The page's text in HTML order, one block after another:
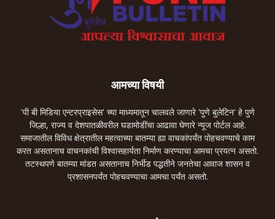
आमच्या विषयी
'पी बी मिडिया एन्टरप्राइसेस' च्या माध्यमातून चालवले जाणारे 'पुणे बुलेटिन' हे पुणे
जिल्हा, राज्य व देशपातळीवरील घडामोडींचा आढावा घेणारे न्यूज पोर्टल आहे.
समाजातील विविध क्षेत्रातील महत्वाच्या बातम्या ह्या वाचकांपर्यंत पोहचवण्याचे काम
करत असतानाच वाचनकांची विश्वासहार्यता निर्माण करण्याचा आमचा प्रयत्न असतो.
तटस्थपणे बातम्या मांडत असतानाच निर्भीड पद्धतीने जनतेचा आवाज शासन व
प्रशासनपर्यंत पोहचवण्याचा आमचा पर्यंत असतो.